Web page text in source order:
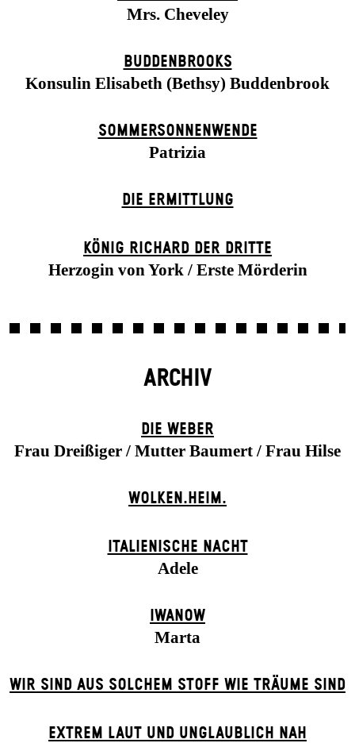
Mrs. Cheveley
BUDDENBROOKS
Konsulin Elisabeth (Bethsy) Buddenbrook
SOMMER­SONNEN­WENDE
Patrizia
DIE ERMITTLUNG
KÖNIG RICHARD DER DRITTE
Herzogin von York / Erste Mörderin
ARCHIV
DIE WEBER
Frau Dreißiger / Mutter Baumert / Frau Hilse
WOLKEN.HEIM.
ITALIENISCHE NACHT
Adele
IWANOW
Marta
WIR SIND AUS SOLCHEM STOFF WIE TRÄUME SIND
EXTREM LAUT UND UNGLAUBLICH NAH